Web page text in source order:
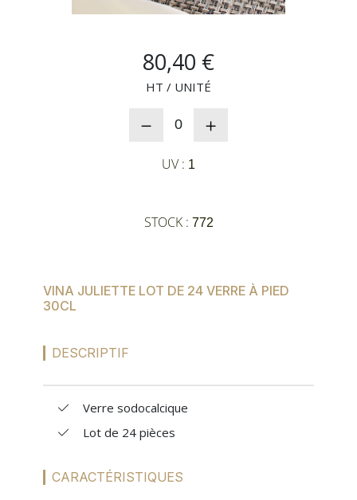
80,40 €
HT / UNITÉ
0
UV : 1
STOCK : 772
VINA JULIETTE LOT DE 24 VERRE À PIED
30CL
DESCRIPTIF
Verre sodocalcique
Lot de 24 pièces
CARACTÉRISTIQUES